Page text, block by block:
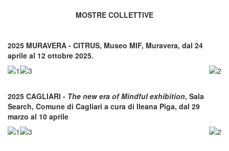
MOSTRE COLLETTIVE
2025 MURAVERA - CITRUS, Museo MIF, Muravera, dal 24
aprile al 12 ottobre 2025.
2025 CAGLIARI - The new era of Mindful exhibition, Sala
Search, Comune di Cagliari a cura di Ileana Piga, dal 29
marzo al 10 aprile